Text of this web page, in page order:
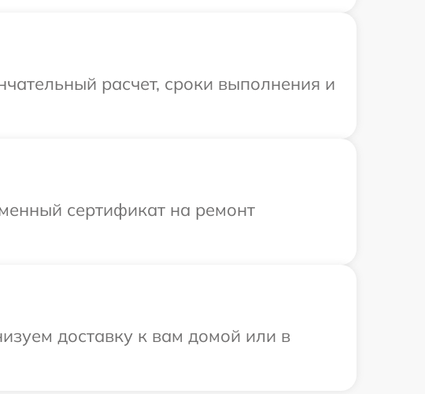
расчет, сроки выполнения и
сертификат на ремонт
доставку к вам домой или в